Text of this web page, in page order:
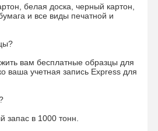
белая доска, черный картон,
и все виды печатной и
вам бесплатные образцы для
ваша учетная запись Express для
запас в 1000 тонн.